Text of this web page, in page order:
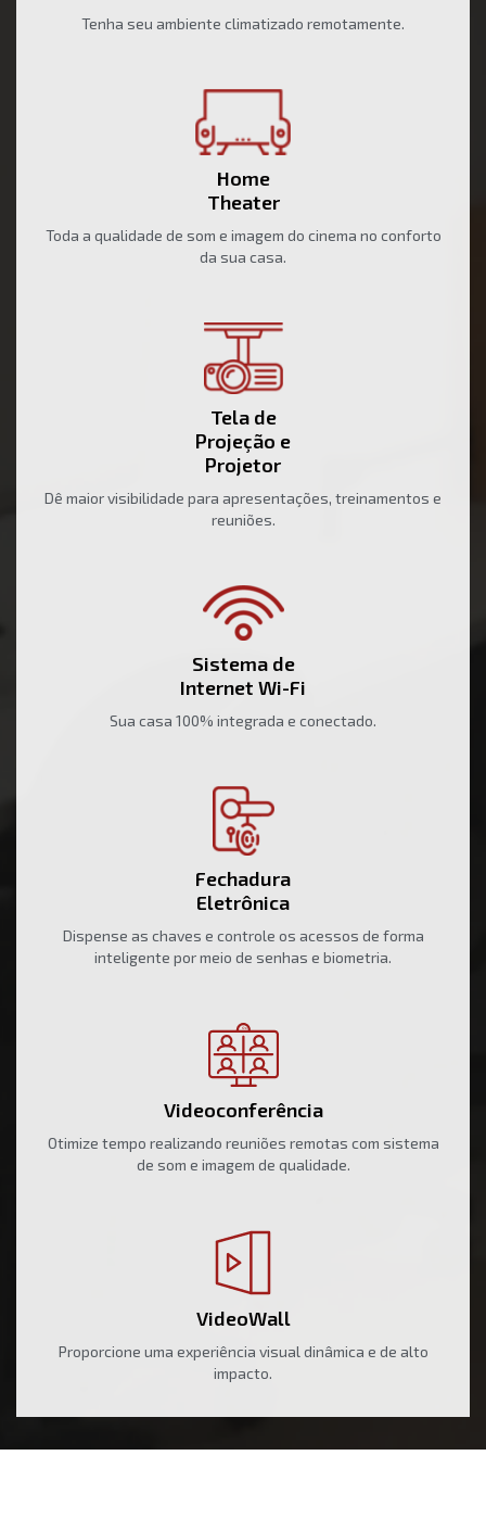
Tenha seu ambiente climatizado remotamente.
Home
Theater
Toda a qualidade de som e imagem do cinema no conforto
da sua casa.
Tela de
Projeção e
Projetor
Dê maior visibilidade para apresentações, treinamentos e
reuniões.
Sistema de
Internet Wi-Fi
Sua casa 100% integrada e conectado.
Fechadura
Eletrônica
Dispense as chaves e controle os acessos de forma
inteligente por meio de senhas e biometria.
Videoconferência
Otimize tempo realizando reuniões remotas com sistema
de som e imagem de qualidade.
VideoWall
Proporcione uma experiência visual dinâmica e de alto
impacto.